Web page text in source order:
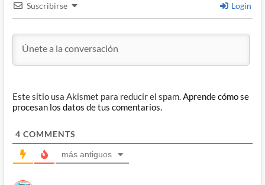
Suscribirse Login
Este sitio usa Akismet para reducir el spam.Aprende cómo se
procesan los datos de tus comentarios.
4 COMMENTS
más antiguos